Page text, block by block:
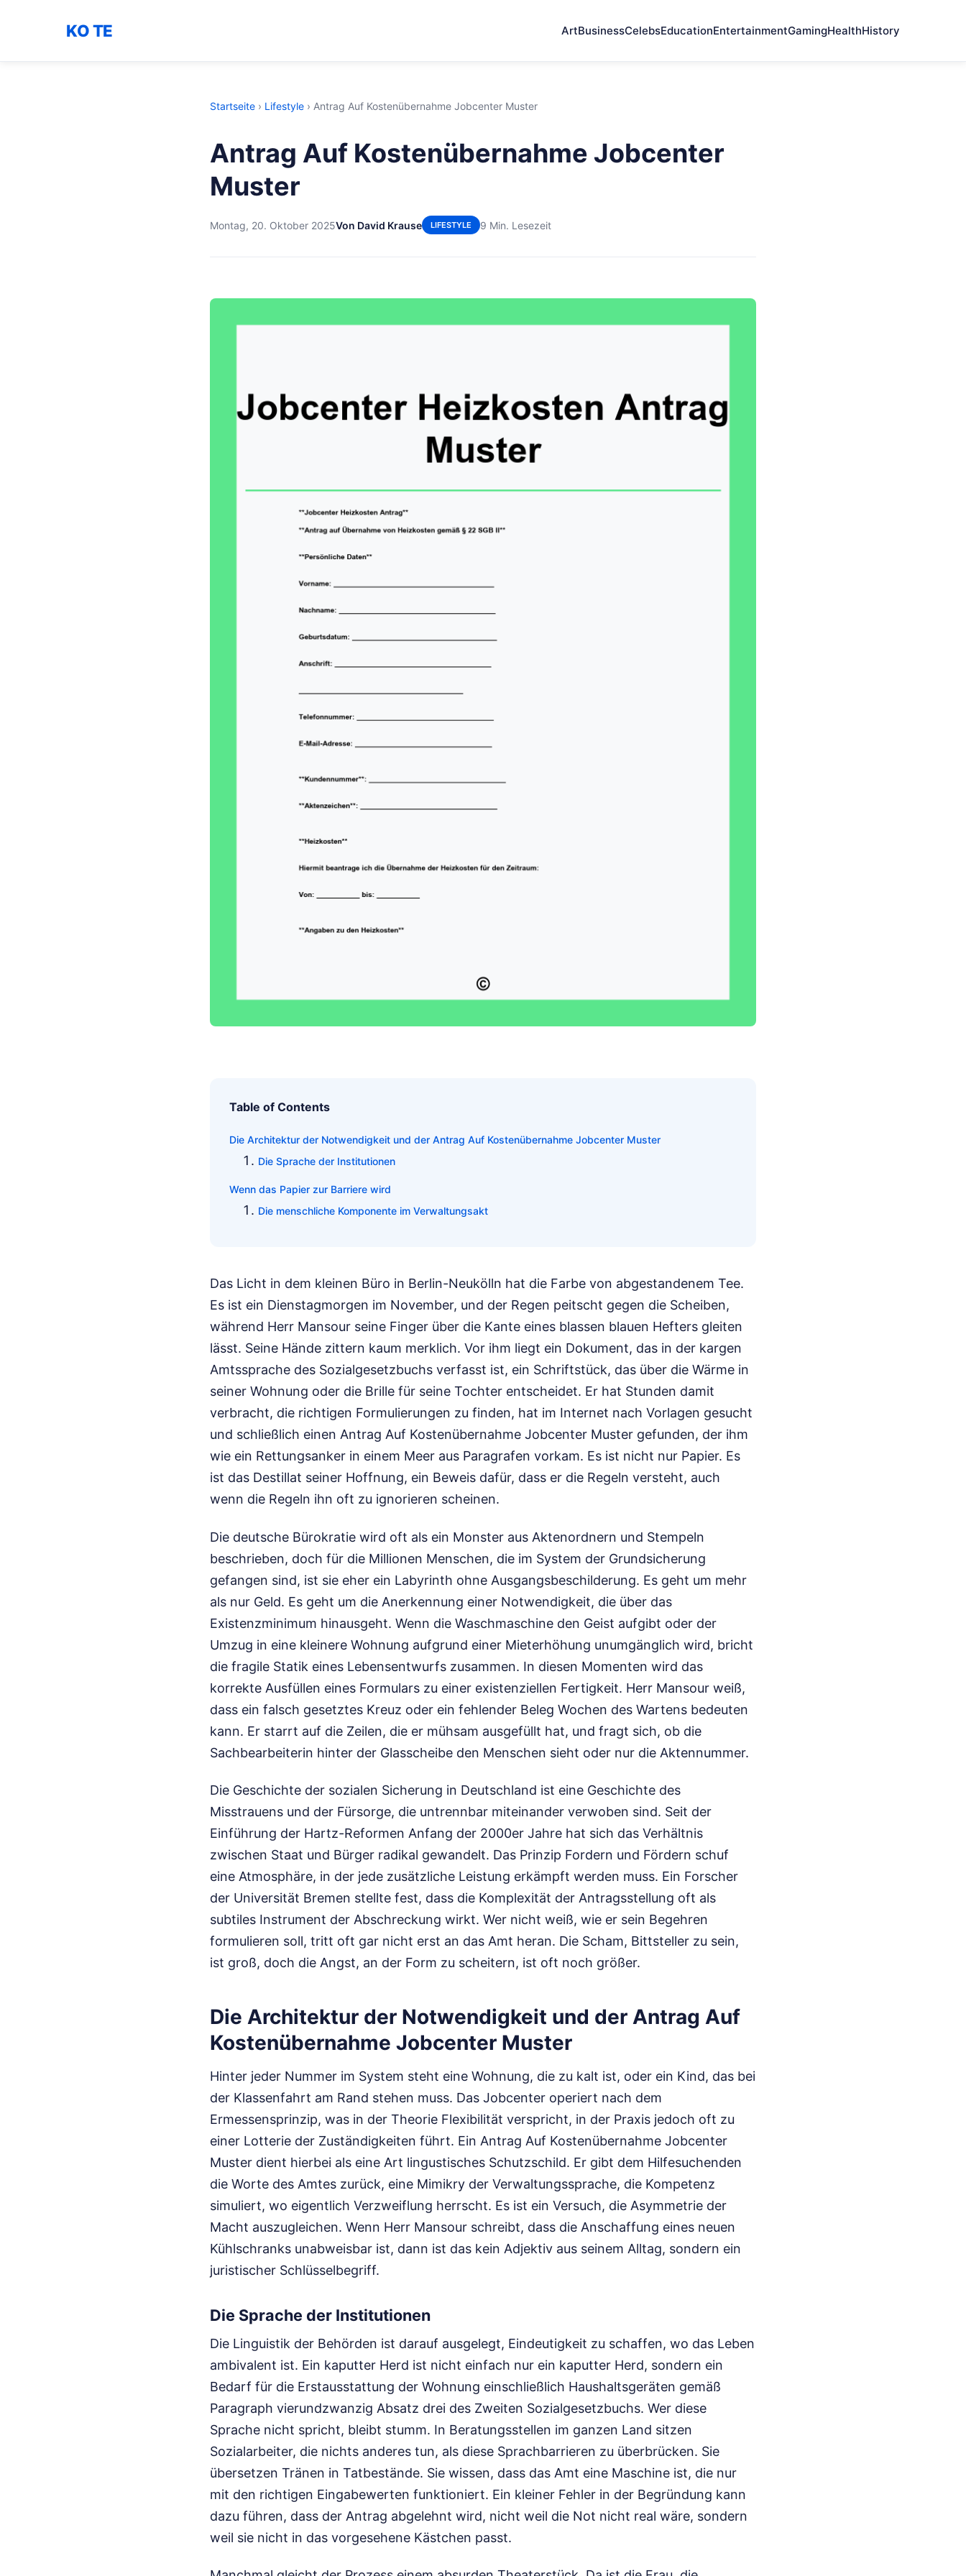
KO TE ArtBusinessCelebsEducationEntertainmentGamingHealthHistory
Startseite › Lifestyle › Antrag Auf Kostenübernahme Jobcenter Muster
Antrag Auf Kostenübernahme Jobcenter
Muster
Montag, 20. Oktober 2025Von David Krause LIFESTYLE 9 Min. Lesezeit
Table of Contents
Die Architektur der Notwendigkeit und der Antrag Auf Kostenübernahme Jobcenter Muster
Die Sprache der Institutionen
Wenn das Papier zur Barriere wird
Die menschliche Komponente im Verwaltungsakt
Das Licht in dem kleinen Büro in Berlin-Neukölln hat die Farbe von abgestandenem Tee.
Es ist ein Dienstagmorgen im November, und der Regen peitscht gegen die Scheiben,
während Herr Mansour seine Finger über die Kante eines blassen blauen Hefters gleiten
lässt. Seine Hände zittern kaum merklich. Vor ihm liegt ein Dokument, das in der kargen
Amtssprache des Sozialgesetzbuchs verfasst ist, ein Schriftstück, das über die Wärme in
seiner Wohnung oder die Brille für seine Tochter entscheidet. Er hat Stunden damit
verbracht, die richtigen Formulierungen zu finden, hat im Internet nach Vorlagen gesucht
und schließlich einen Antrag Auf Kostenübernahme Jobcenter Muster gefunden, der ihm
wie ein Rettungsanker in einem Meer aus Paragrafen vorkam. Es ist nicht nur Papier. Es
ist das Destillat seiner Hoffnung, ein Beweis dafür, dass er die Regeln versteht, auch
wenn die Regeln ihn oft zu ignorieren scheinen.
Die deutsche Bürokratie wird oft als ein Monster aus Aktenordnern und Stempeln
beschrieben, doch für die Millionen Menschen, die im System der Grundsicherung
gefangen sind, ist sie eher ein Labyrinth ohne Ausgangsbeschilderung. Es geht um mehr
als nur Geld. Es geht um die Anerkennung einer Notwendigkeit, die über das
Existenzminimum hinausgeht. Wenn die Waschmaschine den Geist aufgibt oder der
Umzug in eine kleinere Wohnung aufgrund einer Mieterhöhung unumgänglich wird, bricht
die fragile Statik eines Lebensentwurfs zusammen. In diesen Momenten wird das
korrekte Ausfüllen eines Formulars zu einer existenziellen Fertigkeit. Herr Mansour weiß,
dass ein falsch gesetztes Kreuz oder ein fehlender Beleg Wochen des Wartens bedeuten
kann. Er starrt auf die Zeilen, die er mühsam ausgefüllt hat, und fragt sich, ob die
Sachbearbeiterin hinter der Glasscheibe den Menschen sieht oder nur die Aktennummer.
Die Geschichte der sozialen Sicherung in Deutschland ist eine Geschichte des
Misstrauens und der Fürsorge, die untrennbar miteinander verwoben sind. Seit der
Einführung der Hartz-Reformen Anfang der 2000er Jahre hat sich das Verhältnis
zwischen Staat und Bürger radikal gewandelt. Das Prinzip Fordern und Fördern schuf
eine Atmosphäre, in der jede zusätzliche Leistung erkämpft werden muss. Ein Forscher
der Universität Bremen stellte fest, dass die Komplexität der Antragsstellung oft als
subtiles Instrument der Abschreckung wirkt. Wer nicht weiß, wie er sein Begehren
formulieren soll, tritt oft gar nicht erst an das Amt heran. Die Scham, Bittsteller zu sein,
ist groß, doch die Angst, an der Form zu scheitern, ist oft noch größer.
Die Architektur der Notwendigkeit und der Antrag Auf
Kostenübernahme Jobcenter Muster
Hinter jeder Nummer im System steht eine Wohnung, die zu kalt ist, oder ein Kind, das bei
der Klassenfahrt am Rand stehen muss. Das Jobcenter operiert nach dem
Ermessensprinzip, was in der Theorie Flexibilität verspricht, in der Praxis jedoch oft zu
einer Lotterie der Zuständigkeiten führt. Ein Antrag Auf Kostenübernahme Jobcenter
Muster dient hierbei als eine Art lingustisches Schutzschild. Er gibt dem Hilfesuchenden
die Worte des Amtes zurück, eine Mimikry der Verwaltungssprache, die Kompetenz
simuliert, wo eigentlich Verzweiflung herrscht. Es ist ein Versuch, die Asymmetrie der
Macht auszugleichen. Wenn Herr Mansour schreibt, dass die Anschaffung eines neuen
Kühlschranks unabweisbar ist, dann ist das kein Adjektiv aus seinem Alltag, sondern ein
juristischer Schlüsselbegriff.
Die Sprache der Institutionen
Die Linguistik der Behörden ist darauf ausgelegt, Eindeutigkeit zu schaffen, wo das Leben
ambivalent ist. Ein kaputter Herd ist nicht einfach nur ein kaputter Herd, sondern ein
Bedarf für die Erstausstattung der Wohnung einschließlich Haushaltsgeräten gemäß
Paragraph vierundzwanzig Absatz drei des Zweiten Sozialgesetzbuchs. Wer diese
Sprache nicht spricht, bleibt stumm. In Beratungsstellen im ganzen Land sitzen
Sozialarbeiter, die nichts anderes tun, als diese Sprachbarrieren zu überbrücken. Sie
übersetzen Tränen in Tatbestände. Sie wissen, dass das Amt eine Maschine ist, die nur
mit den richtigen Eingabewerten funktioniert. Ein kleiner Fehler in der Begründung kann
dazu führen, dass der Antrag abgelehnt wird, nicht weil die Not nicht real wäre, sondern
weil sie nicht in das vorgesehene Kästchen passt.